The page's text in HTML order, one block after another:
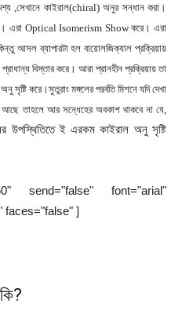
,সেখানে কাইরাল(chiral) অনুর সন্ধান করা।
এরা Optical Isomerism Show করে। এরা
আসল ব্যাপারটা হল বায়োলজিক্যাল প্রক্রিয়ায়
বিস্তার করে। আরা প্রানহীন প্রক্রিয়ায় তা
সৃষ্টি করে।সুতুরাং মঙ্গলের পরর্বতি মিশনে যদি দেখা
আছে তাহলে আর সন্ধেহের অবকাশ থাকবে না যে,
উপস্থিতিতে ই এরকম কাইরাল অনু সৃষ্টি
send="false" font="arial"
faces="false" ]